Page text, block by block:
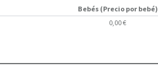
Bebés (Precio por bebé)
0,00 €